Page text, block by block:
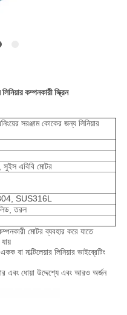
কম্পনকারী স্ক্রিন
সরঞ্জাম কোকের জন্য লিনিয়ার
এবিবি মোটর
SUS316L
তরল
মোটর ব্যবহার করে যাতে
বা মাল্টিলেয়ার লিনিয়ার ভাইব্রেটিং
এবং ধোয়া উদ্দেশ্যে এবং আরও অর্জন